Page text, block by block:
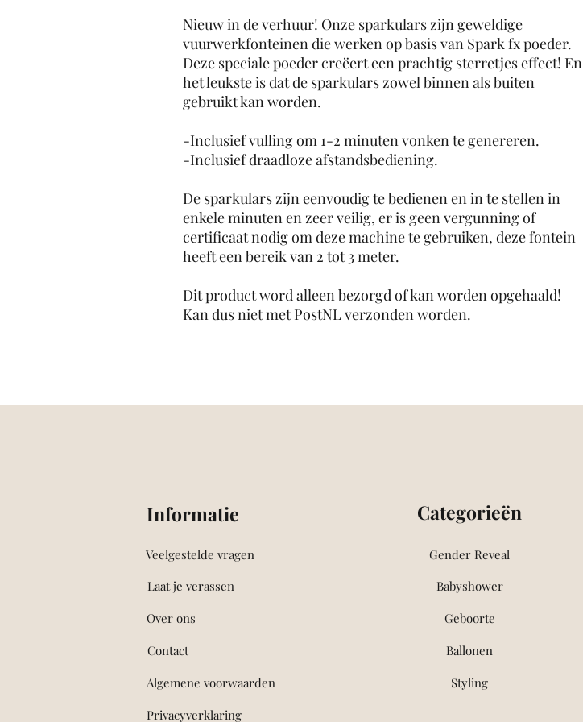
Nieuw in de verhuur! Onze sparkulars zijn geweldige
vuurwerkfonteinen die werken op basis van Spark fx poeder.
Deze speciale poeder creëert een prachtig sterretjes effect! En
het leukste is dat de sparkulars zowel binnen als buiten
gebruikt kan worden.
-Inclusief vulling om 1-2 minuten vonken te genereren.
-Inclusief draadloze afstandsbediening.
De sparkulars zijn eenvoudig te bedienen en in te stellen in
enkele minuten en zeer veilig, er is geen vergunning of
certificaat nodig om deze machine te gebruiken, deze fontein
heeft een bereik van 2 tot 3 meter.
Dit product word alleen bezorgd of kan worden opgehaald!
Kan dus niet met PostNL verzonden worden.
Informatie Categorieën
Veelgestelde vragen
Laat je verassen
Gender Reveal
Babyshower
Over ons
Contact
Algemene voorwaarden
Geboorte
Ballonen
Styling
Privacyverklaring